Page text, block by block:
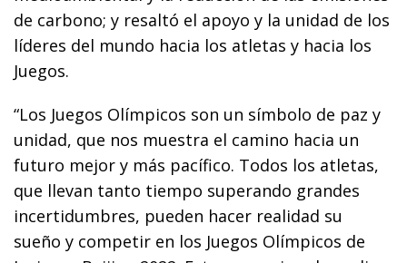
de carbono; y resaltó el apoyo y la unidad de los
líderes del mundo hacia los atletas y hacia los
Juegos.
“Los Juegos Olímpicos son un símbolo de paz y
unidad, que nos muestra el camino hacia un
futuro mejor y más pacífico. Todos los atletas,
que llevan tanto tiempo superando grandes
incertidumbres, pueden hacer realidad su
sueño y competir en los Juegos Olímpicos de